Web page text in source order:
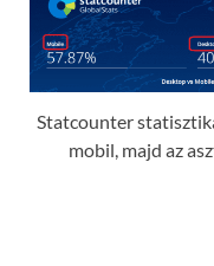
Statcounter
mobil, majd az